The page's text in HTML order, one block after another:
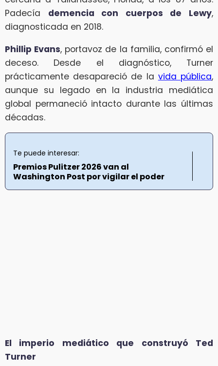
Padecía demencia con cuerpos de Lewy,
diagnosticada en 2018.
Phillip Evans, portavoz de la familia, confirmó el
deceso. Desde el diagnóstico, Turner
prácticamente desapareció de la vida pública,
aunque su legado en la industria mediática
global permaneció intacto durante las últimas
décadas.
Te puede interesar:
Premios Pulitzer 2026 van al
Washington Post por vigilar el poder
El imperio mediático que construyó Ted
Turner